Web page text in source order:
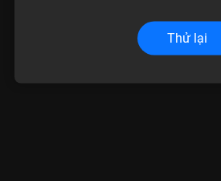
Thử lại